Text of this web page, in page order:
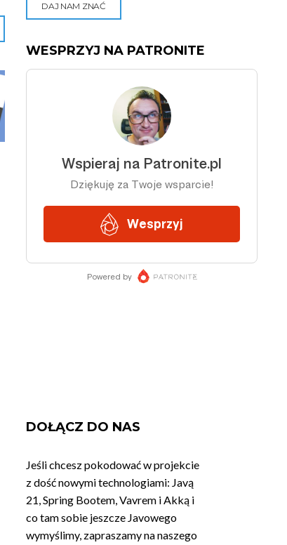
DAJ NAM ZNAĆ
WESPRZYJ NA PATRONITE
DOŁĄCZ DO NAS
Jeśli chcesz pokodować w projekcie
z dość nowymi technologiami: Javą
21, Spring Bootem, Vavrem i Akką i
co tam sobie jeszcze Javowego
wymyślimy, zapraszamy na naszego